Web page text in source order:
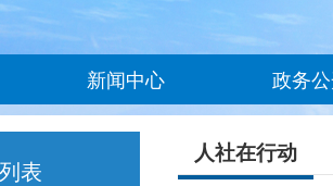
新闻中心 政务
表
人社在行动